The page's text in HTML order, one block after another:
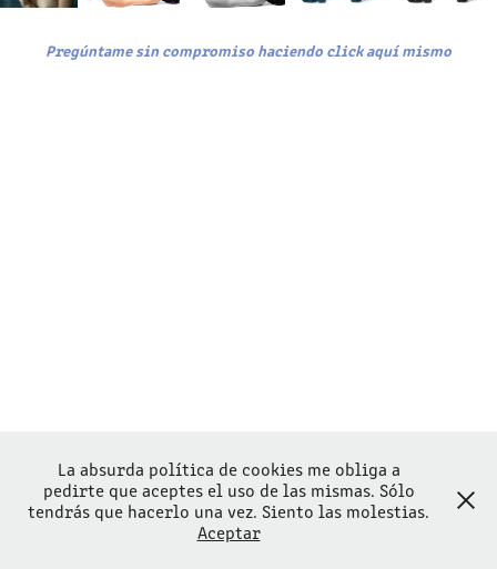
Pregúntame sin compromiso haciendo click aquí mismo
La absurda política de cookies me obliga a
pedirte que aceptes el uso de las mismas. Sólo
tendrás que hacerlo una vez. Siento las molestias.
Aceptar